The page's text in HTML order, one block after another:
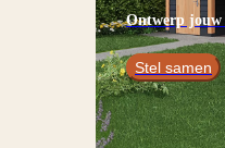
Ontwerp jouw
Stel samen